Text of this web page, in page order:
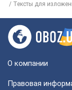
Тексты для
О компании
Правовая